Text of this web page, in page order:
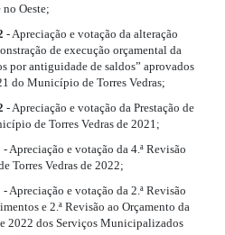
Oeste;
- Apreciação e votação da alteração
de execução orçamental da
por antiguidade de saldos” aprovados
do Município de Torres Vedras;
- Apreciação e votação da Prestação de
de Torres Vedras de 2021;
- Apreciação e votação da 4.ª Revisão
Torres Vedras de 2022;
- Apreciação e votação da 2.ª Revisão
e 2.ª Revisão ao Orçamento da
2022 dos Serviços Municipalizados